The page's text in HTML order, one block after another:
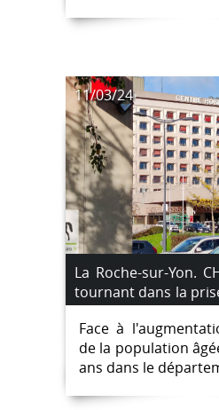
11/03/24
La Roche-sur-Yon.
tournant dans la
plus de 75 ans
Face à
de la population
ans dans le